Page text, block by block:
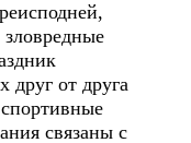
друг от друга
связаны с